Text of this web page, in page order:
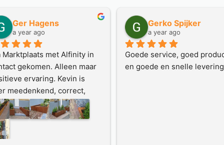
Ger Hagens
a year ago
Marktplaats met Alfinity in
gekomen. Alleen maar
ervaring. Kevin is
meedenkend, correct,
en houdt contact.
het werk wordt vooraf een
tekening
offerte keurig,
Gerko Spijker
a year ago
Goede service, goed
en goede en snelle levering